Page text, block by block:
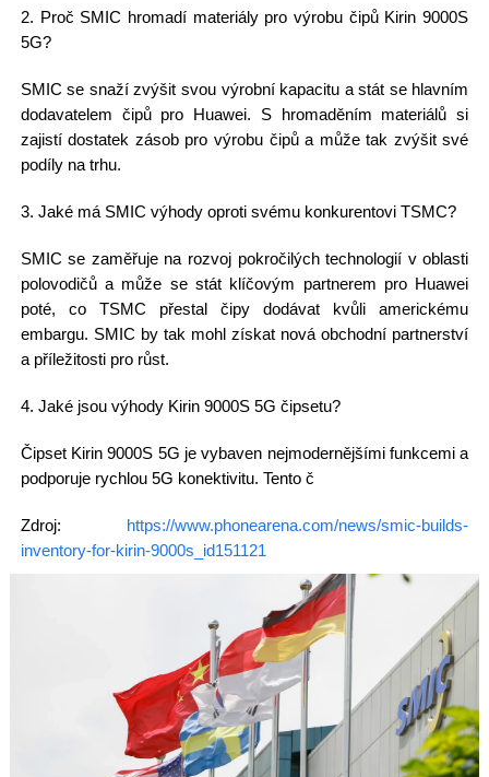
2. Proč SMIC hromadí materiály pro výrobu čipů Kirin 9000S
5G?
SMIC se snaží zvýšit svou výrobní kapacitu a stát se hlavním
dodavatelem čipů pro Huawei. S hromaděním materiálů si
zajistí dostatek zásob pro výrobu čipů a může tak zvýšit své
podíly na trhu.
3. Jaké má SMIC výhody oproti svému konkurentovi TSMC?
SMIC se zaměřuje na rozvoj pokročilých technologií v oblasti
polovodičů a může se stát klíčovým partnerem pro Huawei
poté, co TSMC přestal čipy dodávat kvůli americkému
embargu. SMIC by tak mohl získat nová obchodní partnerství
a příležitosti pro růst.
4. Jaké jsou výhody Kirin 9000S 5G čipsetu?
Čipset Kirin 9000S 5G je vybaven nejmodernějšími funkcemi a
podporuje rychlou 5G konektivitu. Tento č
Zdroj: https://www.phonearena.com/news/smic-builds-
inventory-for-kirin-9000s_id151121